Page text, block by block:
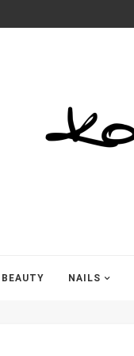
BEAUTY NAILS